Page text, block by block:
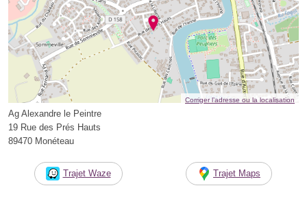
Corriger l’adresse ou la localisation
Ag Alexandre le Peintre
19 Rue des Prés Hauts
89470 Monéteau
Trajet Waze Trajet Maps